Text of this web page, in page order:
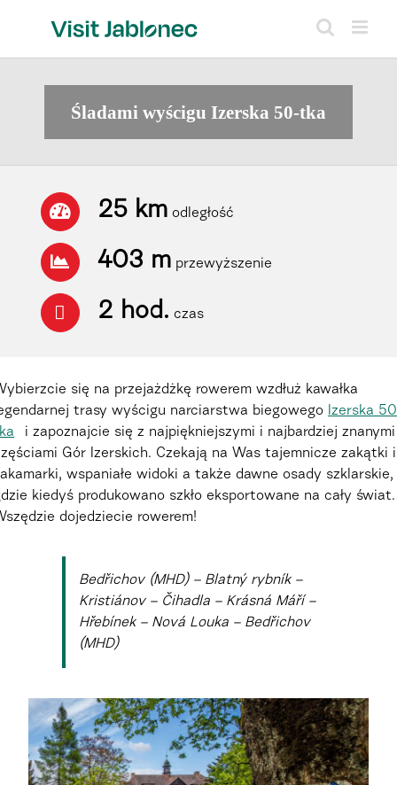
Śladami wyścigu Izerska 50-tka
25 km odległość
403 m przewyższenie
2 hod. czas
się na przejażdżkę rowerem wzdłuż kawałka
trasy wyścigu narciarstwa biegowego Izerska
i zapoznajcie się z najpiękniejszymi i najbardziej znanymi
Gór Izerskich. Czekają na Was tajemnicze zakątki i
wspaniałe widoki a także dawne osady szklarskie,
kiedyś produkowano szkło eksportowane na cały świat.
dojedziecie rowerem!
Bedřichov (MHD) – Blatný rybník –
Kristiánov – Čihadla – Krásná Máří –
Hřebínek – Nová Louka – Bedřichov
(MHD)